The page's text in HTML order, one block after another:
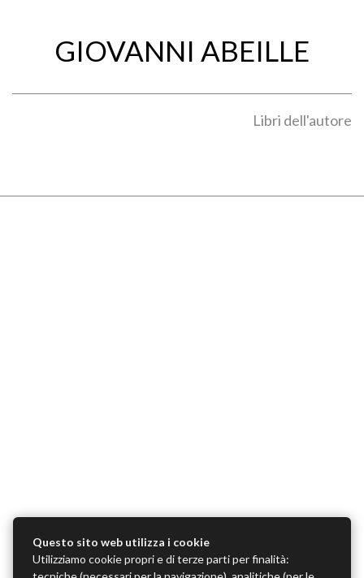
GIOVANNI ABEILLE
Libri dell'autore
Questo sito web utilizza i cookie
Utilizziamo cookie propri e di terze parti per finalità: